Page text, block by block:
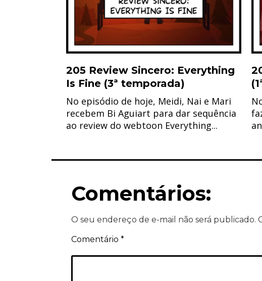
205 Review Sincero: Everything
Is Fine (3ª temporada)
No episódio de hoje, Meidi, Nai e Mari
recebem Bi Aguiart para dar sequência
ao review do webtoon Everything...
Comentários:
O seu endereço de e-mail não será publicado.
Comentário *